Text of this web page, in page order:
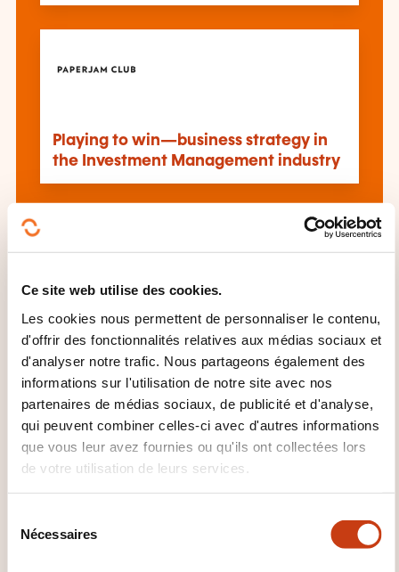
Ce site web utilise des cookies.
Les cookies nous permettent de personnaliser le contenu,
d'offrir des fonctionnalités relatives aux médias sociaux et
d'analyser notre trafic. Nous partageons également des
informations sur l'utilisation de notre site avec nos
partenaires de médias sociaux, de publicité et d'analyse,
qui peuvent combiner celles-ci avec d'autres informations
que vous leur avez fournies ou qu'ils ont collectées lors
de votre utilisation de leurs services.
Nécessaires
Playing to win—business strategy in
the Investment Management industry
intéresser:
Analyse financière
Bilan comptable
Comptabilité
Comptabilité analytique
Comptabilité générale
Compte résultat
Consolidation comptable
Contrôle gestion
Coût
Evaluation financière entreprise
Financement entreprise
Gestion budgétaire
Traitement paie